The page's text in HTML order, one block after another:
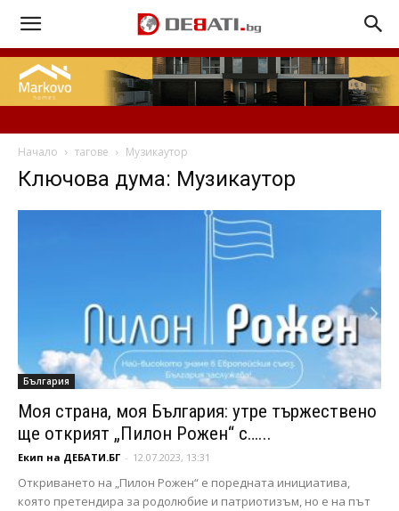
Начало тагове Музикаутор
Ключова дума: Музикаутор
България
Моя страна, моя България: утре тържествено
ще открият „Пилон Рожен“ с…...
Екип на ДЕБАТИ.БГ - 12.07.2023, 13:31
Откриването на „Пилон Рожен“ е поредната инициатива,
която претендира за родолюбие и патриотизъм, но е на път